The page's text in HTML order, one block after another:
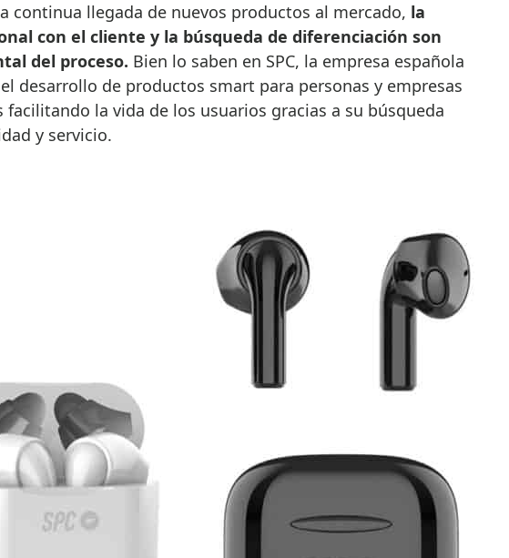
continua llegada de nuevos productos al mercado, la
con el cliente y la búsqueda de diferenciación son
del proceso. Bien lo saben en SPC, la empresa española
desarrollo de productos smart para personas y empresas
facilitando la vida de los usuarios gracias a su búsqueda
y servicio.